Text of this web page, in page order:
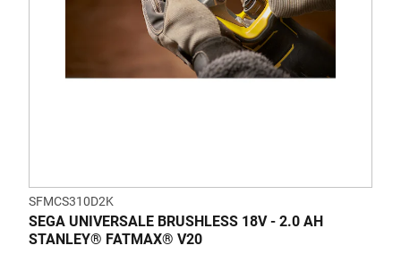
SFMCS310D2K
SEGA UNIVERSALE BRUSHLESS 18V - 2.0 AH
STANLEY® FATMAX® V20